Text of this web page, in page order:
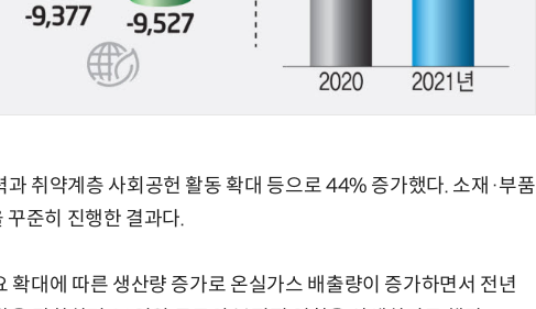
취약계층 사회공헌 활동 확대 등으로 44% 증가했다. 소재·부품
꾸준히 진행한 결과다.
확대에 따른 생산량 증가로 온실가스 배출량이 증가하면서 전년